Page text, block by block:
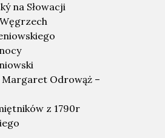
na Słowacji
Margaret Odrowąż –
z 1790r